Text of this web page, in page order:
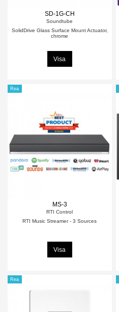
SD-1G-CH
Soundtube
SolidDrive Glass Surface Mount Actuator,
chrome
Visa
Rea
MS-3
RTI Control
RTI Music Streamer - 3 Sources
Visa
Rea